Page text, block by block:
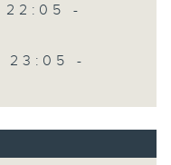
22:05 -
23:05 -